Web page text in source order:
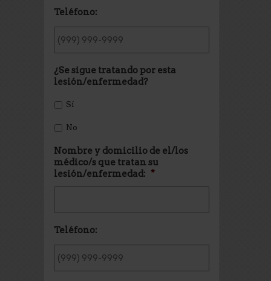
Teléfono:
¿Se sigue tratando por esta
lesión/enfermedad?
Sí
No
Nombre y domicilio de el/los
médico/s que tratan su
lesión/enfermedad: *
Teléfono: